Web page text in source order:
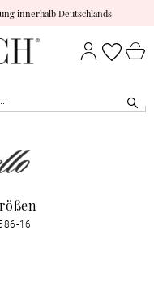
innerhalb Deutschlands
16